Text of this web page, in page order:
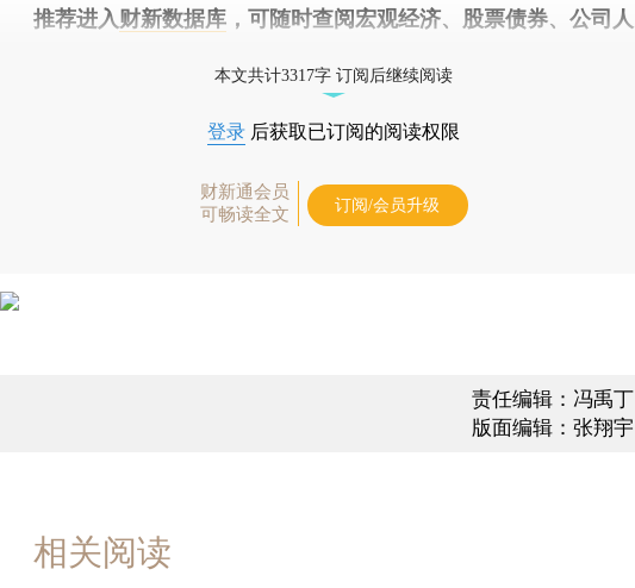
推荐进入财新数据库 ，可随时查阅宏观经济、股票债券、公司人
本文共计3317字 订阅后继续阅读
登录 后获取已订阅的阅读权限
财新通会员
可畅读全文
订阅/会员升级
责任编辑：冯禹丁
版面编辑：张翔宇
相关阅读